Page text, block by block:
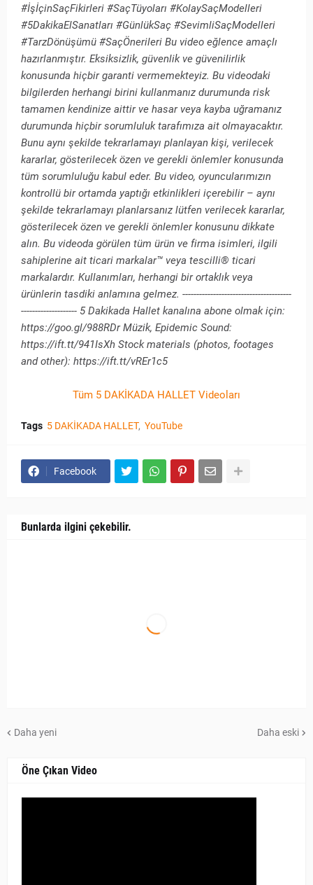
#İşİçinSaçFikirleri #SaçTüyoları #KolaySaçModelleri
#5DakikaElSanatları #GünlükSaç #SevimliSaçModelleri
#TarzDönüşümü #SaçÖnerileri Bu video eğlence amaçlı
hazırlanmıştır. Eksiksizlik, güvenlik ve güvenilirlik
konusunda hiçbir garanti vermemekteyiz. Bu videodaki
bilgilerden herhangi birini kullanmanız durumunda risk
tamamen kendinize aittir ve hasar veya kayba uğramanız
durumunda hiçbir sorumluluk tarafımıza ait olmayacaktır.
Bunu aynı şekilde tekrarlamayı planlayan kişi, verilecek
kararlar, gösterilecek özen ve gerekli önlemler konusunda
tüm sorumluluğu kabul eder. Bu video, oyuncularımızın
kontrollü bir ortamda yaptığı etkinlikleri içerebilir – aynı
şekilde tekrarlamayı planlarsanız lütfen verilecek kararlar,
gösterilecek özen ve gerekli önlemler konusunu dikkate
alın. Bu videoda görülen tüm ürün ve firma isimleri, ilgili
sahiplerine ait ticari markalar™ veya tescilli® ticari
markalardır. Kullanımları, herhangi bir ortaklık veya
ürünlerin tasdiki anlamına gelmez. ---------------------------------------
-------------------- 5 Dakikada Hallet kanalına abone olmak için:
https://goo.gl/988RDr Müzik, Epidemic Sound:
https://ift.tt/941IsXh Stock materials (photos, footages
and other): https://ift.tt/vREr1c5
Tüm 5 DAKİKADA HALLET Videoları
Tags 5 DAKİKADA HALLET YouTube
Facebook
Bunlarda ilgini çekebilir.
Daha yeni Daha eski
Öne Çıkan Video